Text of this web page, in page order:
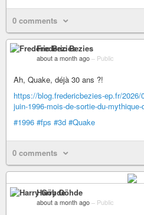
0 comments
Frederic Bezies
about a month ago – Public
Ah, Quake, déjà 30 ans ?!
https://blog.fredericbezies-ep.fr/
juin-1996-mois-de-sortie-du-
#1996 #fps #3d #Quake
0 comments
Harry Göhde
about a month ago – Public